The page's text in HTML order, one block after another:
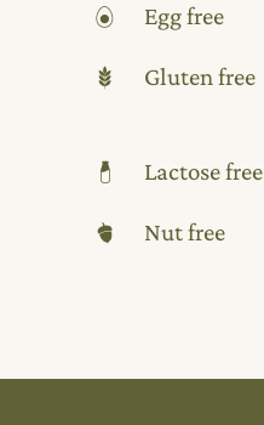
Egg free
Gluten free
Lactose free
Nut free